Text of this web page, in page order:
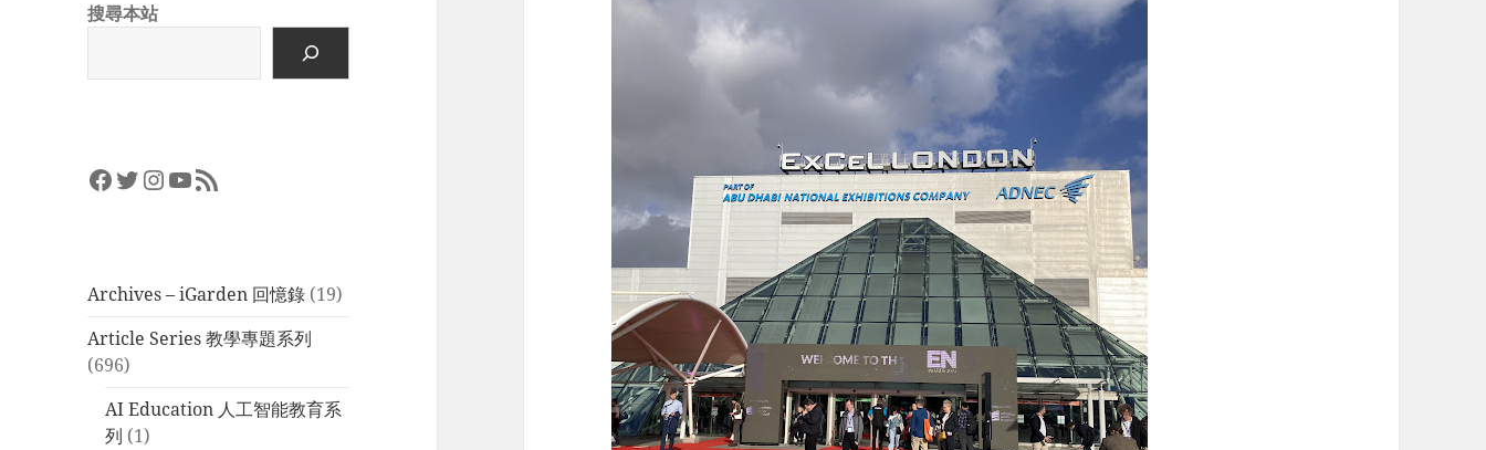
搜尋本站
Facebook
Twitter
Instagram
YouTube
RSS Feed
Archives – iGarden 回憶錄 (19)
Article Series 教學專題系列
(696)
AI Education 人工智能教育系
列 (1)